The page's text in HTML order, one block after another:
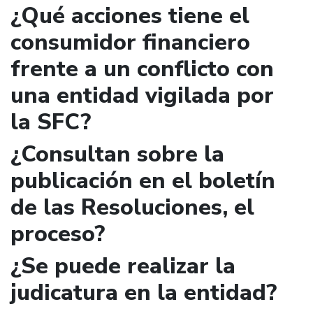
¿Qué acciones tiene el
consumidor financiero
frente a un conflicto con
una entidad vigilada por
la SFC?
¿Consultan sobre la
publicación en el boletín
de las Resoluciones, el
proceso?
¿Se puede realizar la
judicatura en la entidad?